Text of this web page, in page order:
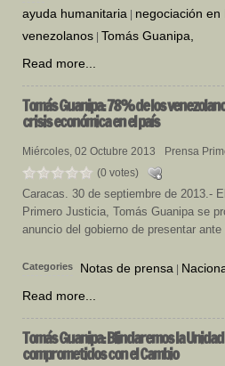
ayuda humanitaria negociación en
venezolanos Tomás Guanipa,
Read more...
TomásGuanipa: 78% de los
crisis económica en el país
Miércoles, 02 Octubre 2013
Prensa
(0 votes)
Caracas. 30 de septiembre de 2013.-
Primero Justicia, Tomás Guanipa se
anuncio del gobierno de presentar ante
Categories Notas de prensa |
Read more...
TomásGuanipa: Blindaremos la
comprometidos con el Cambio